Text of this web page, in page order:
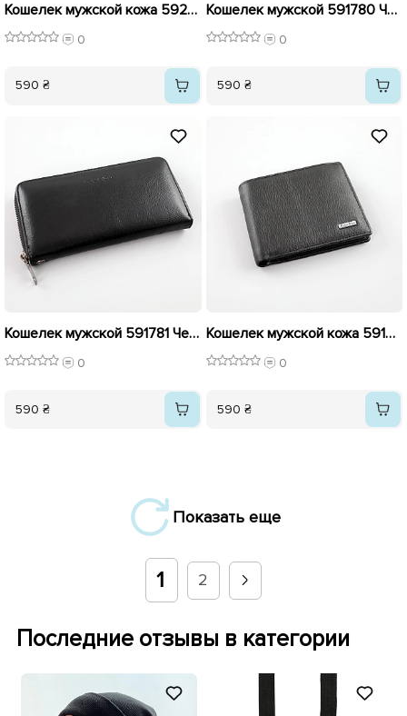
Кошелек мужской кожа 592242 Черный
0
590 ₴
Кошелек мужской 591780 Черный
0
590 ₴
Кошелек мужской 591781 Черный
0
590 ₴
Кошелек мужской кожа 591778 Черный
0
590 ₴
Показать еще
1 2
Последние отзывы в категории